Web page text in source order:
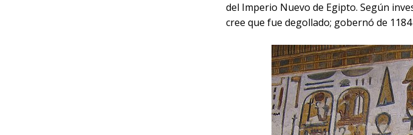
del Imperio Nuevo de Egipto. Según
cree que fue degollado; gobernó de 1184